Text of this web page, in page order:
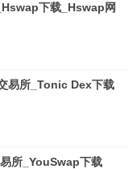
下载_Hswap网
易所_Tonic Dex下载
所_YouSwap下载